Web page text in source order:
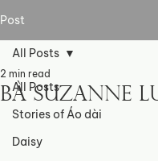
Post
All Posts
Stories of Áo dài
Daisy
All Posts
Bà Suzanne
2 min read